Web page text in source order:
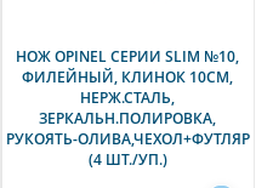
НОЖ OPINEL СЕРИИ SLIM №10,
ФИЛЕЙНЫЙ, КЛИНОК 10СМ,
НЕРЖ.СТАЛЬ,
ЗЕРКАЛЬН.ПОЛИРОВКА,
РУКОЯТЬ-ОЛИВА,ЧЕХОЛ+ФУТЛЯР
(4 ШТ./УП.)